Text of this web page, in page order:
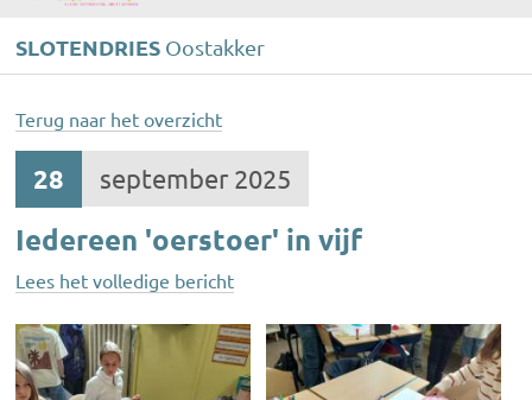
SLOTENDRIES Oostakker
Terug naar het overzicht
28 september 2025
Iedereen 'oerstoer' in vijf
Lees het volledige bericht